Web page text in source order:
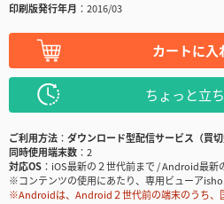
印刷版発行年月
2016/03
カートに入
ちょっと立
ご利用方法
ダウンロード型配信サービス（買切
同時使用端末数
2
対応OS
iOS最新の２世代前まで / Android最新
※コンテンツの使用にあたり、専用ビューア
※Androidは、Android２世代前の端末のうち、